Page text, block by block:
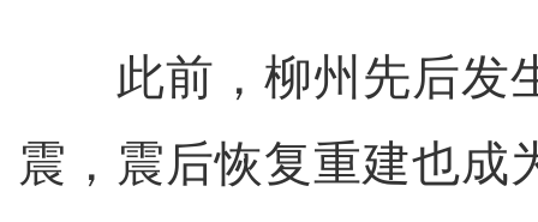
此前，柳州先后发
震，震后恢复重建也成